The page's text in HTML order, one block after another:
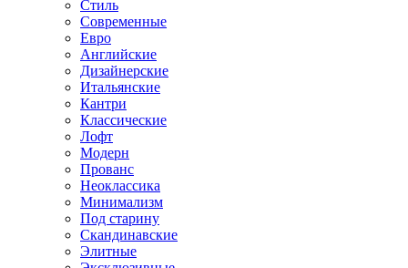
Стиль
Современные
Евро
Английские
Дизайнерские
Итальянские
Кантри
Классические
Лофт
Модерн
Прованс
Неоклассика
Минимализм
Под старину
Скандинавские
Элитные